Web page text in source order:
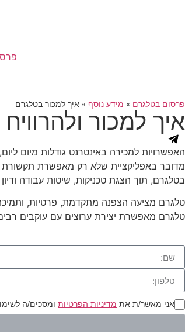
פרסום בטלגרם » מידע נוסף » איך למכור בטלגרם
איך למכור
האפשרויות למכירה באינטרנט גודלות מיום
מדובר באפליקציית שלא רק מאפשרת תקשורת
בטלגרם, תוך הצגת טכניקות, שיטות עבודה
טלגרם מציעה הצפנה מתקדמת, פרטיות, ותמיכה
טלגרם מאפשרת יצירת ערוצים עם עוקבים
אני מאשר/ת את מדיניות הפרטיות ומסכים/ה